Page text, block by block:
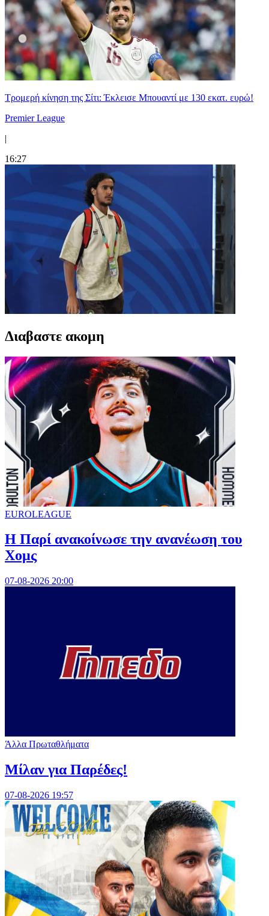
Τρομερή κίνηση της Σίτι: Έκλεισε Μπουαντί με 130 εκατ. ευρώ!
Premier League
|
16:27
Διαβαστε ακομη
EUROLEAGUE
Η Παρί ανακοίνωσε την ανανέωση του
Χομς
07-08-2026 20:00
Άλλα Πρωταθλήματα
Μίλαν για Παρέδες!
07-08-2026 19:57